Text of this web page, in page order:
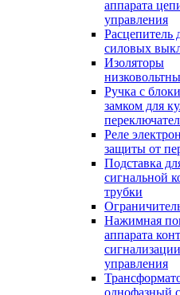
аппарата
управления
Расцепитель
силовых
Изоляторы
Ручка с
замком для
Реле
защиты от
Подставка
сигнальной
трубки
Нажимная
аппарата
управления
однофазный